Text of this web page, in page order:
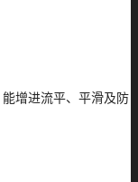
增进流平、平滑及防